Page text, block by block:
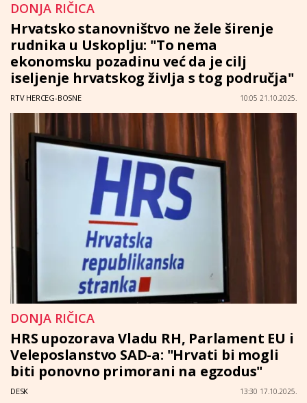
DONJA RIČICA
Hrvatsko stanovništvo ne žele širenje
rudnika u Uskoplju: "To nema
ekonomsku pozadinu već da je cilj
iseljenje hrvatskog življa s tog područja"
RTV HERCEG-BOSNE 10:05 21.10.2025.
DONJA RIČICA
HRS upozorava Vladu RH, Parlament EU i
Veleposlanstvo SAD-a: "Hrvati bi mogli
biti ponovno primorani na egzodus"
DESK 13:30 17.10.2025.